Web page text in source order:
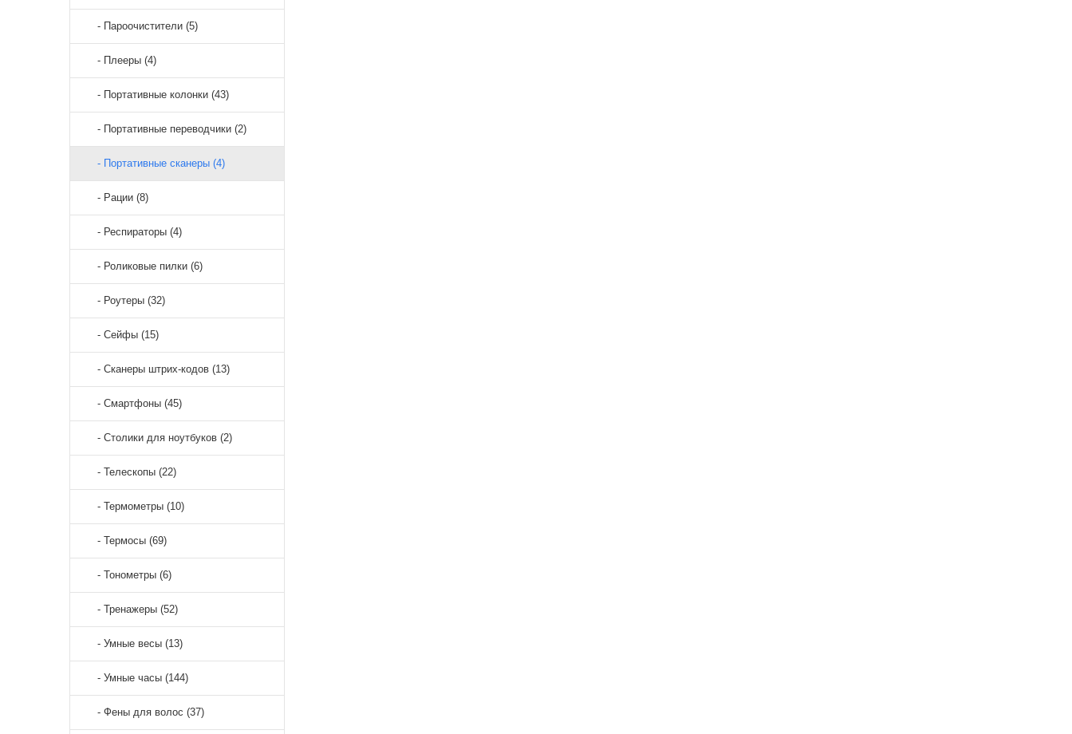
- Пароочистители (5)
- Плееры (4)
- Портативные колонки (43)
- Портативные переводчики (2)
- Портативные сканеры (4)
- Рации (8)
- Респираторы (4)
- Роликовые пилки (6)
- Роутеры (32)
- Сейфы (15)
- Сканеры штрих-кодов (13)
- Смартфоны (45)
- Столики для ноутбуков (2)
- Телескопы (22)
- Термометры (10)
- Термосы (69)
- Тонометры (6)
- Тренажеры (52)
- Умные весы (13)
- Умные часы (144)
- Фены для волос (37)